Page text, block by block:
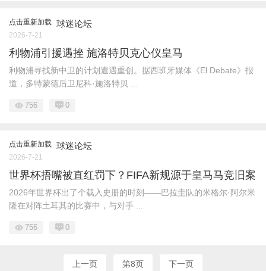
点击重新加载 球迷论坛
2026-7-21
利物浦引援遇挫 施洛特贝克心仪皇马
利物浦寻找新中卫的计划遭遇重创。据西班牙媒体《El Debate》报
道，多特蒙德后卫尼科·施洛特贝 ...
756 0
点击重新加载 球迷论坛
2026-7-21
世界杯捂嘴被直红罚下？FIFA新规源于皇马马竞旧案
2026年世界杯出了个载入史册的时刻——巴拉圭队的米格尔·阿尔米
隆在对阵土耳其的比赛中，与对手 ...
756 0
上一页 第8页 下一页